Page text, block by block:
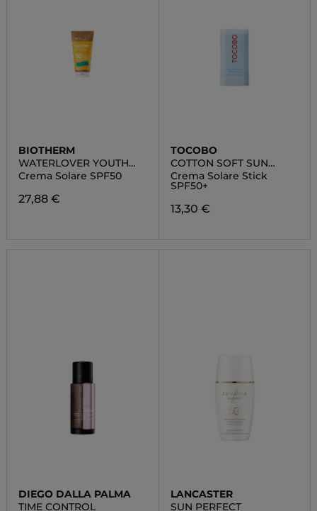
BIOTHERM
WATERLOVER YOUTH
PROTECTION
Crema Solare SPF50
27,88 €
TOCOBO
COTTON SOFT SUN
STICK SPF50+
Crema Solare Stick
SPF50+
13,30 €
DIEGO DALLA PALMA
TIME CONTROL
LANCASTER
SUN PERFECT